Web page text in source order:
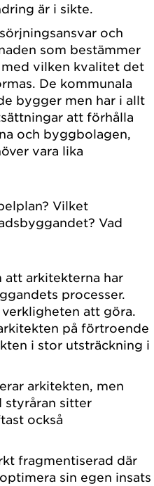
är i sikte.
och
som bestämmer
med vilken kvalitet det
De kommunala
bygger men har i allt
att förhålla
och byggbolagen,
vara lika
Vilket
Vad
arkitekterna har
processer.
att göra.
på förtroende
i stor utsträckning i
arkitekten, men
styråran sitter
också
fragmentiserad där
sin egen insats